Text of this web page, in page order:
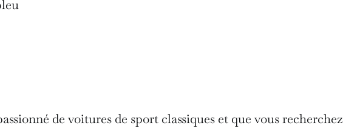
de voitures de sport classiques et que vous recherchez